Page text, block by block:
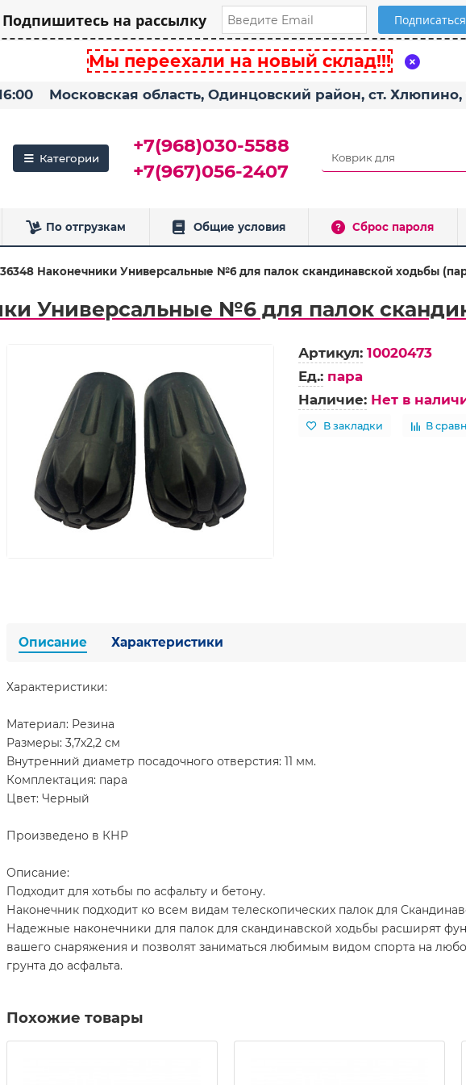
Подпишитесь на рассылку
Мы переехали на новый склад!!!
Московская область, Одинцовский район, ст.
Категории
+7(968)030-5588
+7(967)056-2407
По отгрузкам Общие условия Сброс пароля
Наконечники Универсальные №6 для палок скандинавской ходьбы
Универсальные №6 для палок
Артикул: 10020473
Ед.: пара
Наличие: Нет в
В закладки В
Описание Характеристики
Характеристики:
Материал: Резина
Размеры: 3,7х2,2 см
Внутренний диаметр посадочного отверстия: 11 мм.
Комплектация: пара
Цвет: Черный
Произведено в КНР
Описание:
Подходит для хотьбы по асфальту и бетону.
Наконечник подходит ко всем видам телескопических палок для
Надежные наконечники для палок для скандинавской ходьбы расширят
вашего снаряжения и позволят заниматься любимым видом спорта на
грунта до асфальта.
Похожие товары